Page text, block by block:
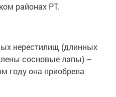
районах РТ.
нерестилищ (длинных
сосновые лапы) –
году она приобрела